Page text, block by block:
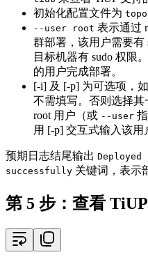
初始化配置文件为
--user root 表示通过
群部署，该用户需要有
目标机器有 sudo 权限
的用户完成部署。
[-i] 及 [-p] 为可选项，
不需填写。否则选择
root 用户（或 --user
用 [-p] 交互式输入该用
预期日志结尾输出
successfully 关键词，表示
第 5 步：查看